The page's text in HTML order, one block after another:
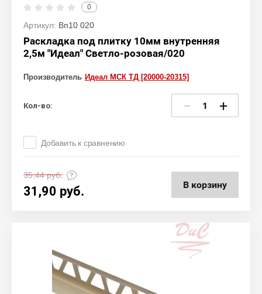
0
Артикул: Вп10 020
Раскладка под плитку 10мм внутренняя
2,5м "Идеал" Светло-розовая/020
Производитель Идеал МСК ТД [20000-20315]
Кол-во: − +
Добавить к сравнению
35,44руб.
31,90 руб. В корзину